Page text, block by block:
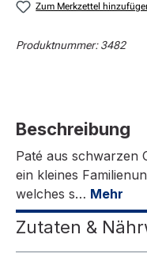
Zum Merkzettel
Produktnummer:3482
Beschreibung
Paté aus schwarzen
ein kleines
welches s… Mehr
Zutaten &